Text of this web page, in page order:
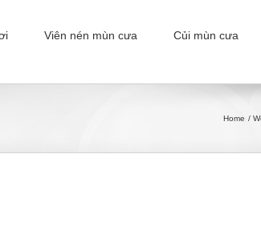
Viên nén mùn cưa Củi mùn cưa
Home